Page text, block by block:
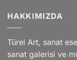
HAKKIMIZDA
Türel Art, sanat
sanat galerisi ve